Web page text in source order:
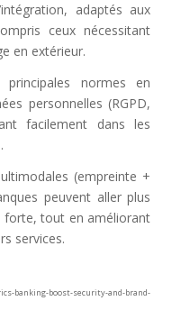
adaptés aux
ceux nécessitant
en extérieur.
normes en
personnelles (RGPD,
facilement dans les
(empreinte +
peuvent aller plus
forte, tout en améliorant
services.
banking-boost-security-and-brand-